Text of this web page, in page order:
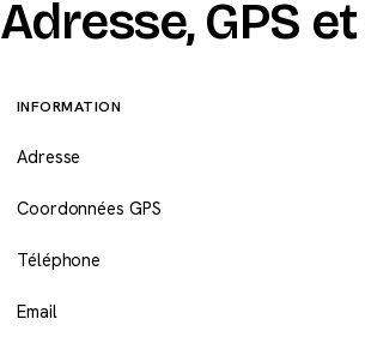
Adresse, GPS
INFORMATION
Adresse
Coordonnées GPS
Téléphone
Email